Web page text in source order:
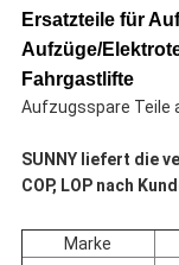
Ersatzteile für
Aufzüge/
Fahrgastlifte
Aufzugsspare Teile
SUNNY liefert die
COP, LOP nach
Marke